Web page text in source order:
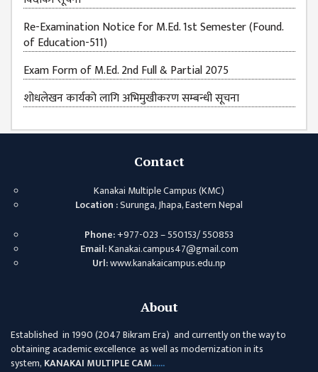
Re-Examination Notice for M.Ed. 1st Semester (Found.
of Education-511)
Exam Form of M.Ed. 2nd Full & Partial 2075
शोधलेखन कार्यको लागि अभिमुखीकरण सम्बन्धी सूचना
Contact
Kanakai Multiple Campus (KMC)
Location :Surunga, Jhapa, Eastern Nepal
Phone:+977-023 – 550153/ 550853
Email:Kanakai.campus47@gmail.com
Url:www.kanakaicampus.edu.np
About
Established in 1990 (2047 Bikram Era) and currently on the way to
obtaining academic excellence as well as modernization in its
system, KANAKAI MULTIPLE CAM......